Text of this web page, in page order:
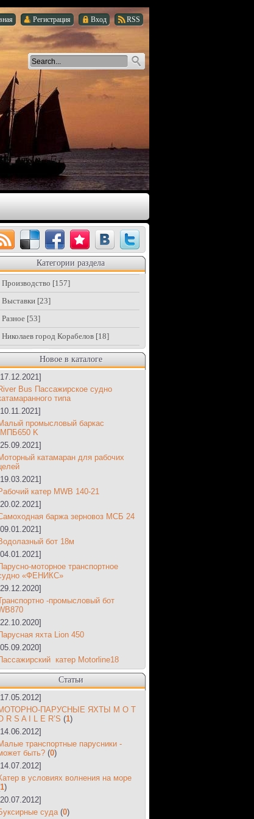
RSS
Вход
Регистрация
Категории раздела
Производство [157]
Выставки [23]
Разное [53]
Николаев город Корабелов [18]
Новое в каталоге
Bus Пассажирское судно
типа
промысловый баркас
K
катамаран для рабочих
катер MWB 140-21
баржа зерновоз МСБ 24
бот 18м
моторное транспортное
«ФЕНИКС»
-промысловый бот
яхта Lion 450
катер Motorline18
Статьи
ПАРУСНЫЕ ЯХТЫ M O T
R S A I L E R’S (1)
транспортные парусники -
быть? (0)
в условиях волнения на море
1)
суда (0)